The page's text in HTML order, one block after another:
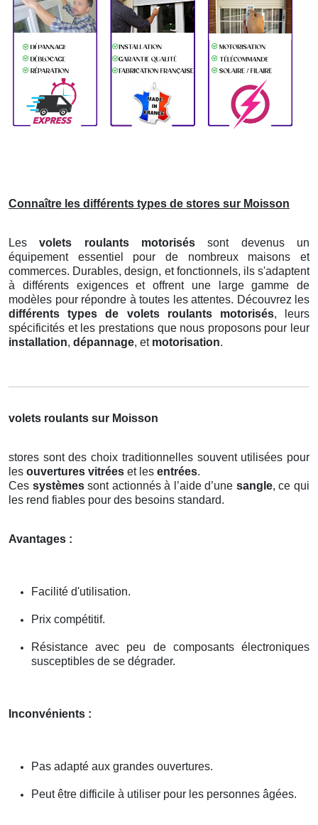
Connaître les différents types de stores sur Moisson
Lesvolets roulants motorisés sont devenus un
équipement essentiel pour de nombreux maisons et
commerces. Durables, design, et fonctionnels, ils s'adaptent
à différents exigences et offrent une large gamme de
modèles pour répondre à toutes les attentes. Découvrez les
différents types de volets roulants motorisés, leurs
spécificités et les prestations que nous proposons pour leur
installation, dépannage, et motorisation.
volets roulants sur Moisson
stores sont des choix traditionnelles souvent utilisées pour
les ouvertures vitrées et les entrées.
Ces systèmessont actionnés à l’aide d’une sangle, ce qui
les rend fiables pour des besoins standard.
Avantages :
Facilité d'utilisation.
Prix compétitif.
Résistance avec peu de composants électroniques
susceptibles de se dégrader.
Inconvénients :
Pas adapté aux grandes ouvertures.
Peut être difficile à utiliser pour les personnes âgées.